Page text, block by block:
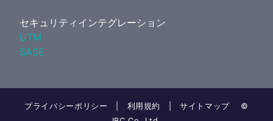
セキュリティインテグレーション
UTM
SASE
プライバシーポリシー 利用規約 |サイトマップ©